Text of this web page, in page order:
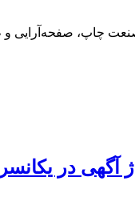
چاپ،
آگهی در